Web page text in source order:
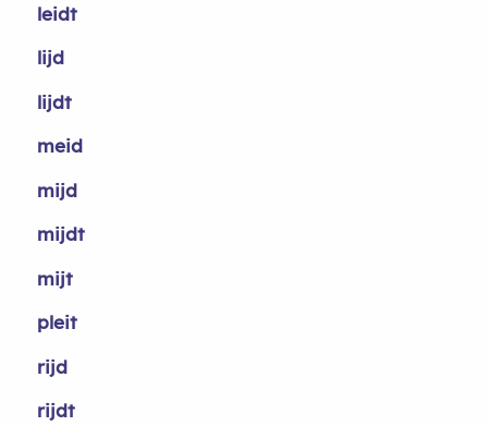
leidt
lijd
lijdt
meid
mijd
mijdt
mijt
pleit
rijd
rijdt